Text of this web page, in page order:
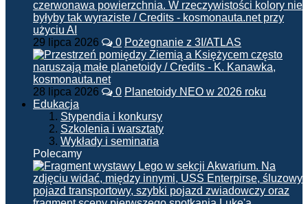
29 lipca 2026 0 Pożegnanie z 3I/ATLAS
28 lipca 2026 0 Planetoidy NEO w 2026 roku
Edukacja
Stypendia i konkursy
Szkolenia i warsztaty
Wykłady i seminaria
Polecamy